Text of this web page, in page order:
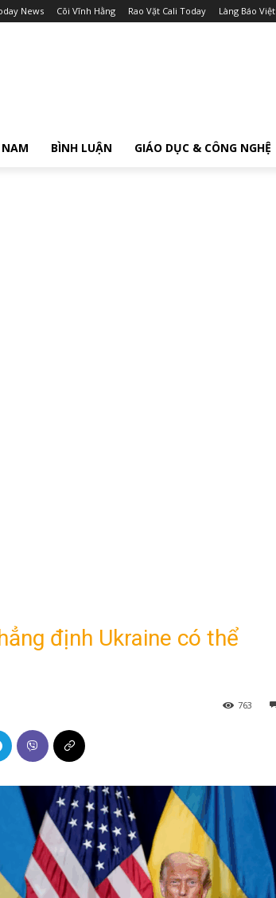
News Cõi Vĩnh Hằng Rao Vặt Cali Today Làng Báo Việt
BÌNH LUẬN GIÁO DỤC & CÔNG NGHỆ
định Ukraine có thể
763